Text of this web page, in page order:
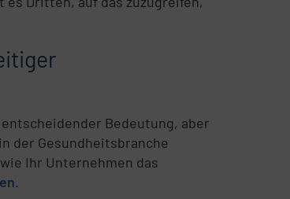
Bedeutung, aber
der Gesundheitsbranche
Ihr Unternehmen das
.